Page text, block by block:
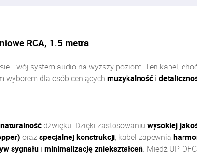
RCA, 1.5 metra
Twój system audio na wyższy poziom. Ten kabel,
wyborem dla osób ceniących muzykalność i
dźwięku. Dzięki zastosowaniu wysokiej
orazspecjalnej konstrukcji, kabel zapewnia
sygnału i minimalizację zniekształceń. Miedź UP-